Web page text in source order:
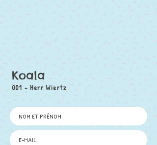
Koala
001 - Herr Wiertz